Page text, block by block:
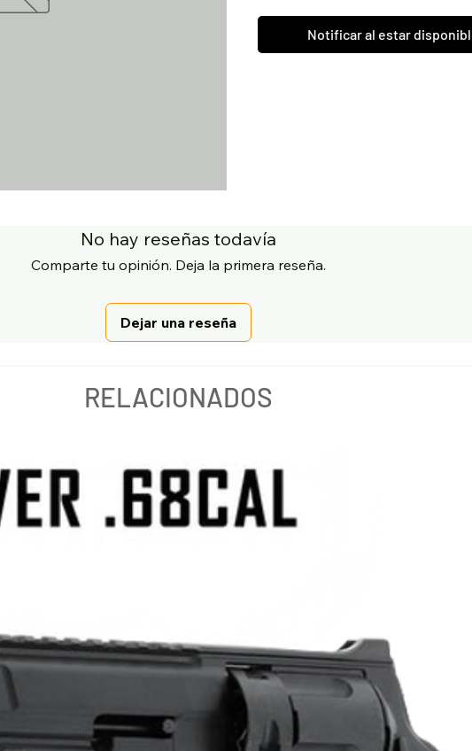
Notificar al estar
No hay reseñas todavía
Comparte tu opinión. Deja la primera reseña.
Dejar una reseña
RELACIONADOS